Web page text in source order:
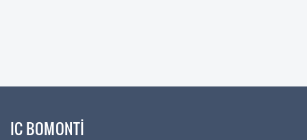
IC BOMONTİ